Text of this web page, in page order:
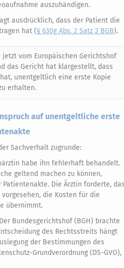
auszuhändigen.
ausdrücklich, dass der Patient die
hat (§ 630g Abs. 2 Satz 2 BGB).
jetzt vom Europäischen Gerichtshof
das Gericht hat klargestellt, dass
unentgeltlich eine erste Kopie
erhalten.
auf unentgeltliche erste
Sachverhalt zugrunde:
habe ihn fehlerhaft behandelt.
geltend machen zu können,
Die Ärztin forderte,
die Kosten für die
übernimmt.
Bundesgerichtshof (BGH) brachte
des Rechtsstreits hängt
der Bestimmungen des
Grundverordnung (DS-GVO),